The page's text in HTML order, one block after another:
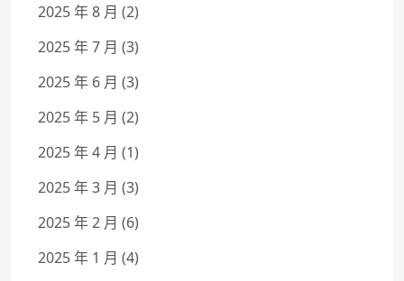
2025 年 8 月 (2)
2025 年 7 月 (3)
2025 年 6 月 (3)
2025 年 5 月 (2)
2025 年 4 月 (1)
2025 年 3 月 (3)
2025 年 2 月 (6)
2025 年 1 月 (4)